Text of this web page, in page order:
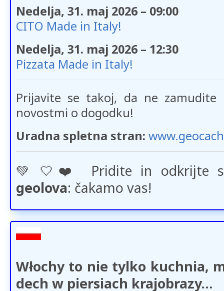
Nedelja, 31. maj 2026 – 09:00
CITO Made in Italy!
Nedelja, 31. maj 2026 – 12:30
Pizzata Made in Italy!
Prijavite se takoj, da ne zamudite
novostmi o dogodku!
Uradna spletna stran:
💚​🤍​❤️​ Pridite in odkrijte
geolova: čakamo vas!
Włochy to nie tylko kuchnia,
dech w piersiach krajobrazy…